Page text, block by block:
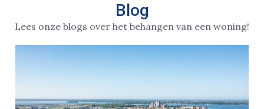
Blog
Lees onze blogs over het behangen van een woning!